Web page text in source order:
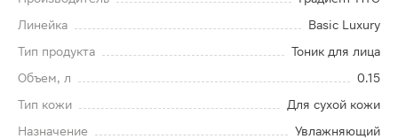
Линейка
Basic Luxury
Тип продукта
Тоник для лица
Объем, л
0.15
Тип кожи
Для сухой кожи
Назначение
Увлажняющий